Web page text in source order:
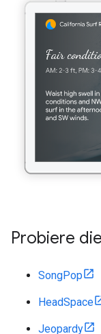
Probiere
SongPop
HeadSpace
Jeopardy